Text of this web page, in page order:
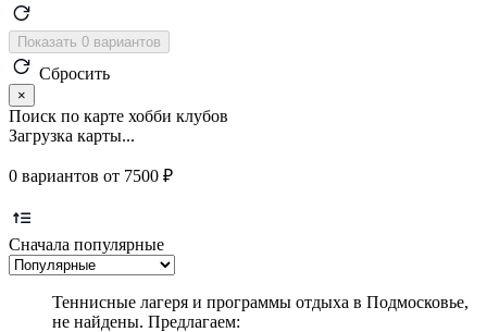
Показать 0 вариантов
Сбросить
×
Поиск по карте хобби клубов
Загрузка карты...
0 вариантов от 7500 ₽
Сначала популярные
Теннисные лагеря и программы отдыха в Подмосковье,
не найдены. Предлагаем: